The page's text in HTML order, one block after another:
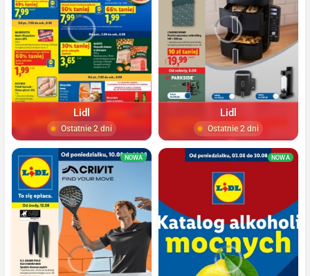
Lidl
Ostatnie 2 dni
Lidl
Ostatnie 2 dni
NOWA NOWA